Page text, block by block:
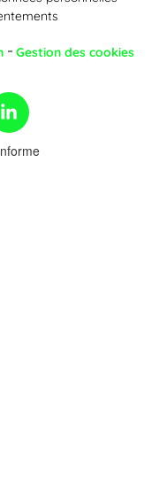
Gestion des cookies